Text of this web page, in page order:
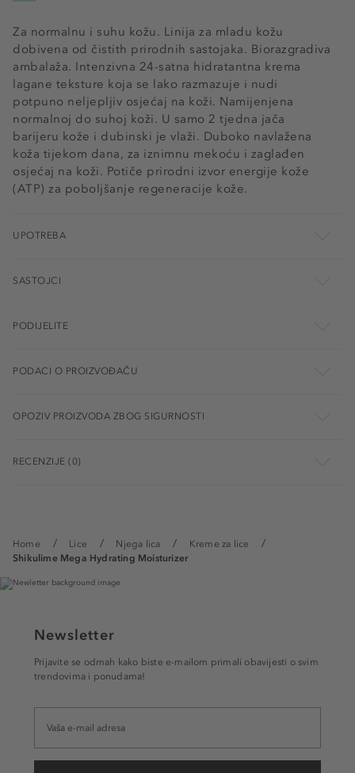
Home Lice Njega lica
Kreme za lice
Shikulime Mega Hydrating Moisturizer
Za normalnu i suhu kožu. Linija za mladu kožu
dobivena od čistith prirodnih sastojaka. Biorazgradiva
ambalaža. Intenzivna 24-satna hidratantna krema
lagane teksture koja se lako razmazuje i nudi
potpuno neljepljiv osjećaj na koži. Namijenjena
normalnoj do suhoj koži. U samo 2 tjedna jača
barijeru kože i dubinski je vlaži. Duboko navlažena
koža tijekom dana, za iznimnu mekoću i zaglađen
osjećaj na koži. Potiče prirodni izvor energije kože
(ATP) za poboljšanje regeneracije kože.
UPOTREBA
SASTOJCI
PODIJELITE
PODACI O PROIZVOĐAČU
OPOZIV PROIZVODA ZBOG SIGURNOSTI
RECENZIJE (0)
Newsletter
Prijavite se odmah kako biste e-mailom primali obavijesti o svim
trendovima i ponudama!